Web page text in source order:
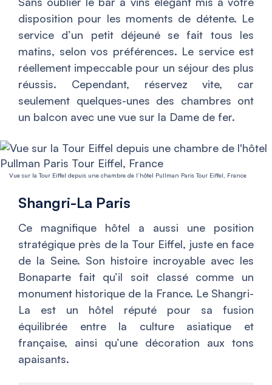
disposition pour les moments de détente. Le
service d’un petit déjeuné se fait tous les
matins, selon vos préférences. Le service est
réellement impeccable pour un séjour des plus
réussis. Cependant, réservez vite, car
seulement quelques-unes des chambres ont
un balcon avec une vue sur la Dame de fer.
Vue sur la Tour Eiffel depuis une chambre de l’hôtel Pullman Paris Tour Eiffel, France
Shangri-La Paris
Ce magnifique hôtel a aussi une position
stratégique près de la Tour Eiffel, juste en face
de la Seine. Son histoire incroyable avec les
Bonaparte fait qu’il soit classé comme un
monument historique de la France. Le Shangri-
La est un hôtel réputé pour sa fusion
équilibrée entre la culture asiatique et
française, ainsi qu’une décoration aux tons
apaisants.